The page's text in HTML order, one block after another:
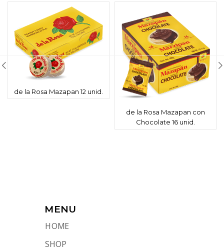
de la Rosa Mazapan 12 unid.
de la Rosa Mazapan con
Chocolate 16 unid.
MENU
HOME
SHOP